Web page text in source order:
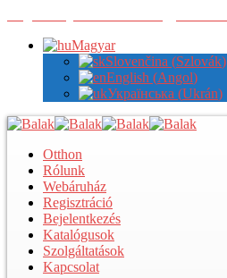
Magyar
Slovenčina (Szlovák)
English (Angol)
Українська (Ukrán)
Otthon
Rólunk
Webáruház
Regisztráció
Bejelentkezés
Katalógusok
Szolgáltatások
Kapcsolat